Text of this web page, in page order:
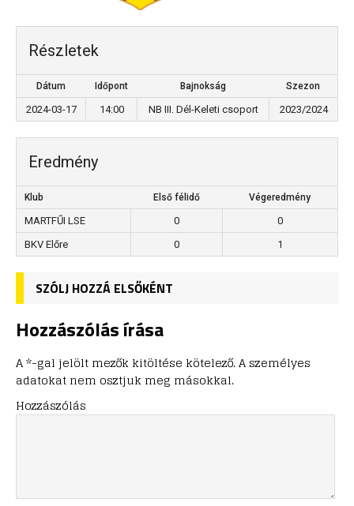
Részletek
Dátum Időpont Bajnokság Szezon
2024-03-17 14:00 NB III. Dél-Keleti csoport 2023/2024
Eredmény
Klub Első félidő Végeredmény
MARTFŰI LSE 0
0
BKV Előre
0 1
SZÓLJ HOZZÁ ELSŐKÉNT
Hozzászólás írása
A *-gal jelölt mezők kitöltése kötelező. A személyes
adatokat nem osztjuk meg másokkal.
Hozzászólás